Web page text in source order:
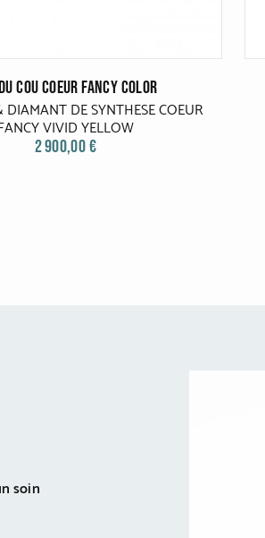
COU COEUR FANCY COLOR
DIAMANT DE SYNTHESE COEUR
VIVID YELLOW
2 900,00 €
soin